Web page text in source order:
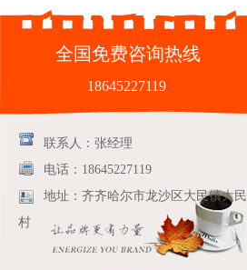
全国免费咨询热线
18645227119
联系人：张经理
电话：18645227119
地址：齐齐哈尔市龙沙区大民镇大民
村